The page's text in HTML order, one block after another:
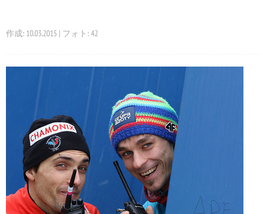
作成: 10.03.2015 | フォト: 42